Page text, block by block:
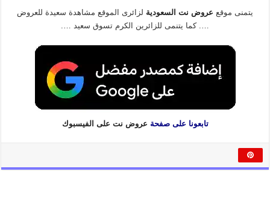
يتمنى موقع عروض نت السعوديةلزائرى الموقع مشاهدة سعيدة للعروض
…. كما يتنمى للزائرين الكرم تسوق سعيد ….
تابعونا على صفحة عروض نت على الفيسبوك